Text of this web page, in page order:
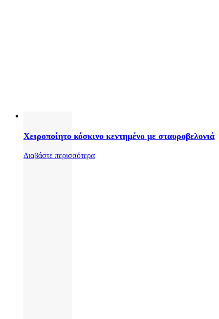
Χειροποίητο κόσκινο κεντημένο με σταυροβελονιά
Διαβάστε περισσότερα